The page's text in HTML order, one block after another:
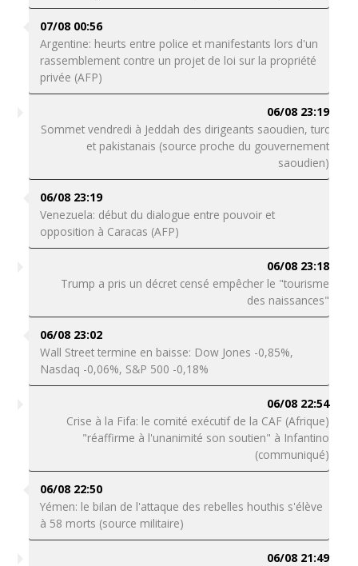
07/08 00:56
Argentine: heurts entre police et manifestants lors d'un
rassemblement contre un projet de loi sur la propriété
privée (AFP)
06/08 23:19
Sommet vendredi à Jeddah des dirigeants saoudien, turc
et pakistanais (source proche du gouvernement
saoudien)
06/08 23:19
Venezuela: début du dialogue entre pouvoir et
opposition à Caracas (AFP)
06/08 23:18
Trump a pris un décret censé empêcher le "tourisme
des naissances"
06/08 23:02
Wall Street termine en baisse: Dow Jones -0,85%,
Nasdaq -0,06%, S&P 500 -0,18%
06/08 22:54
Crise à la Fifa: le comité exécutif de la CAF (Afrique)
"réaffirme à l'unanimité son soutien" à Infantino
(communiqué)
06/08 22:50
Yémen: le bilan de l'attaque des rebelles houthis s'élève
à 58 morts (source militaire)
06/08 21:49